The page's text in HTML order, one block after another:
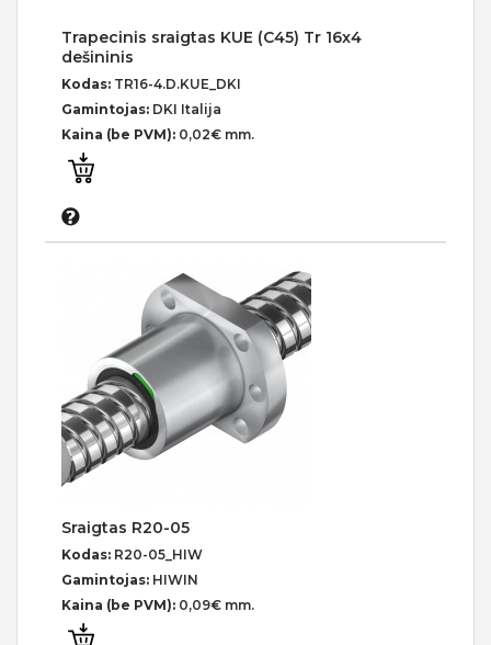
Trapecinis sraigtas KUE (C45) Tr 16x4
dešininis
Kodas: TR16-4.D.KUE_DKI
Gamintojas: DKI Italija
Kaina (be PVM): 0,02€ mm.
Sraigtas R20-05
Kodas: R20-05_HIW
Gamintojas: HIWIN
Kaina (be PVM): 0,09€ mm.